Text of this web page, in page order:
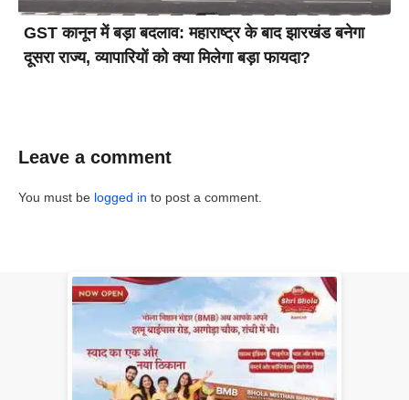
GST कानून में बड़ा बदलाव: महाराष्ट्र के बाद झारखंड बनेगा
दूसरा राज्य, व्यापारियों को क्या मिलेगा बड़ा फायदा?
Leave a comment
You must be logged in to post a comment.